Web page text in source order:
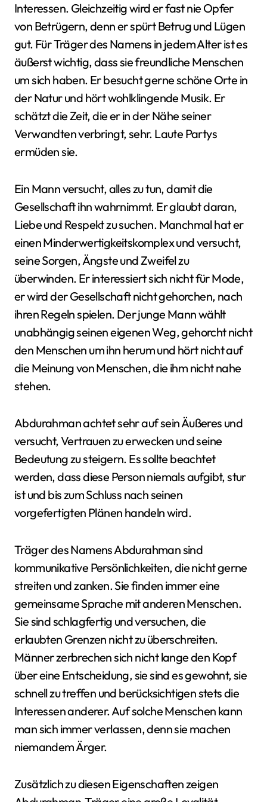
Interessen. Gleichzeitig wird er fast nie Opfer
von Betrügern, denn er spürt Betrug und Lügen
gut. Für Träger des Namens in jedem Alter ist es
äußerst wichtig, dass sie freundliche Menschen
um sich haben. Er besucht gerne schöne Orte in
der Natur und hört wohlklingende Musik. Er
schätzt die Zeit, die er in der Nähe seiner
Verwandten verbringt, sehr. Laute Partys
ermüden sie.
Ein Mann versucht, alles zu tun, damit die
Gesellschaft ihn wahrnimmt. Er glaubt daran,
Liebe und Respekt zu suchen. Manchmal hat er
einen Minderwertigkeitskomplex und versucht,
seine Sorgen, Ängste und Zweifel zu
überwinden. Er interessiert sich nicht für Mode,
er wird der Gesellschaft nicht gehorchen, nach
ihren Regeln spielen. Der junge Mann wählt
unabhängig seinen eigenen Weg, gehorcht nicht
den Menschen um ihn herum und hört nicht auf
die Meinung von Menschen, die ihm nicht nahe
stehen.
Abdurahman achtet sehr auf sein Äußeres und
versucht, Vertrauen zu erwecken und seine
Bedeutung zu steigern. Es sollte beachtet
werden, dass diese Person niemals aufgibt, stur
ist und bis zum Schluss nach seinen
vorgefertigten Plänen handeln wird.
Träger des Namens Abdurahman sind
kommunikative Persönlichkeiten, die nicht gerne
streiten und zanken. Sie finden immer eine
gemeinsame Sprache mit anderen Menschen.
Sie sind schlagfertig und versuchen, die
erlaubten Grenzen nicht zu überschreiten.
Männer zerbrechen sich nicht lange den Kopf
über eine Entscheidung, sie sind es gewohnt, sie
schnell zu treffen und berücksichtigen stets die
Interessen anderer. Auf solche Menschen kann
man sich immer verlassen, denn sie machen
niemandem Ärger.
Zusätzlich zu diesen Eigenschaften zeigen